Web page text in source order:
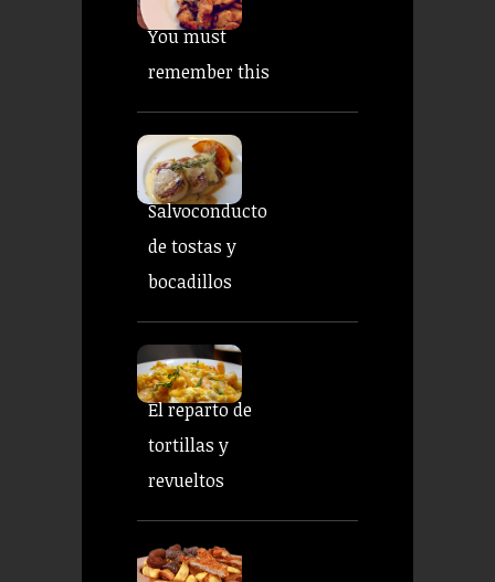
You must
remember this
Salvoconducto
de tostas y
bocadillos
El reparto de
tortillas y
revueltos